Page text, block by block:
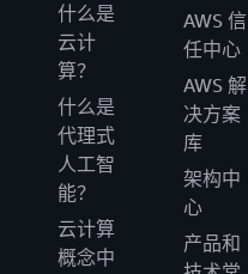
什么是
云计
算？
什么是
代理式
人工智
能？
云计算
概念中
AWS 信
任中心
AWS 解
决方案
库
架构中
心
产品和